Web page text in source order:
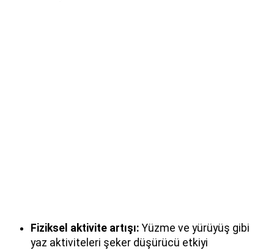
Fiziksel aktivite artışı: Yüzme ve yürüyüş gibi
yaz aktiviteleri şeker düşürücü etkiyi